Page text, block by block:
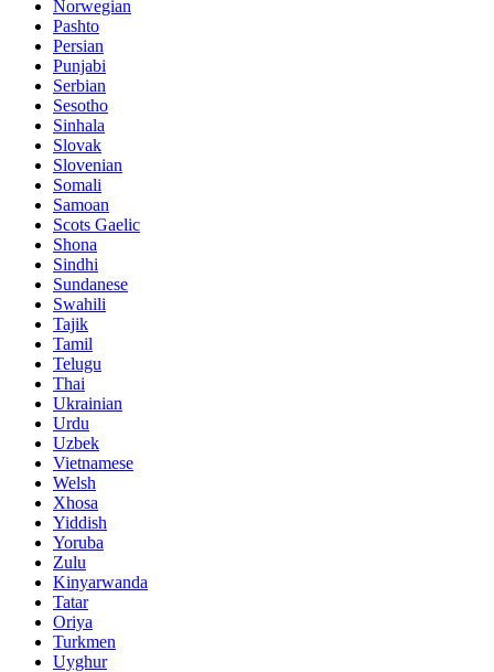
Norwegian
Pashto
Persian
Punjabi
Serbian
Sesotho
Sinhala
Slovak
Slovenian
Somali
Samoan
Scots Gaelic
Shona
Sindhi
Sundanese
Swahili
Tajik
Tamil
Telugu
Thai
Ukrainian
Urdu
Uzbek
Vietnamese
Welsh
Xhosa
Yiddish
Yoruba
Zulu
Kinyarwanda
Tatar
Oriya
Turkmen
Uyghur